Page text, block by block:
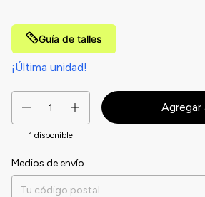
Guía de talles
¡Última unidad!
1 disponible
Entregas para el CP:
Medios de envío